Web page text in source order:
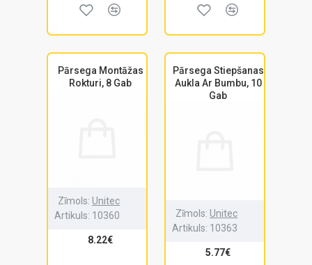
Pārsega Montāžas
Rokturi, 8 Gab
Zīmols: Unitec
Artikuls: 10360
8.22€
Pārsega Stiepšanas
Aukla Ar Bumbu, 10
Gab
Zīmols: Unitec
Artikuls: 10363
5.77€